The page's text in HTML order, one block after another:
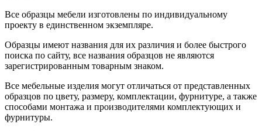
Все образцы мебели изготовлены по индивидуальному
проекту в единственном экземпляре.
Образцы имеют названия для их различия и более быстрого
поиска по сайту, все названия образцов не являются
зарегистрированным товарным знаком.
Все мебельные изделия могут отличаться от представленных
образцов по цвету, размеру, комплектации, фурнитуре, а также
способами монтажа и производителями комплектующих и
фурнитуры.